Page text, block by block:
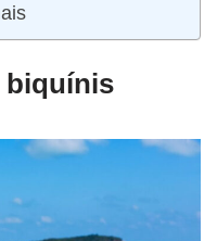
biquínis